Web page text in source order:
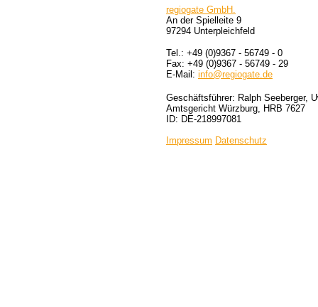
regiogate GmbH.
An der Spielleite 9
97294 Unterpleichfeld
Tel.: +49 (0)9367 - 56749 - 0
Fax: +49 (0)9367 - 56749 - 29
E-Mail: info@regiogate.de
Geschäftsführer: Ralph Seeberger,
Amtsgericht Würzburg, HRB 7627
ID: DE-218997081
Impressum Datenschutz